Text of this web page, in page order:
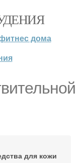
дома
для кожи